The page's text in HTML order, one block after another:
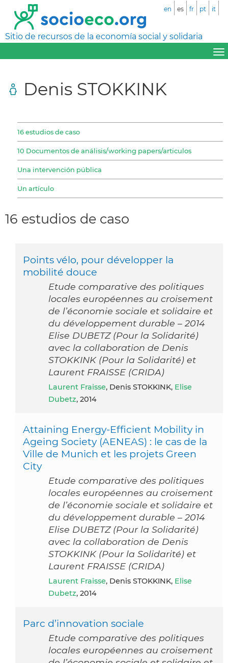
Sitio de recursos de la economía social y solidaria
en es fr pt it
Denis STOKKINK
16 estudios de caso
10 Documentos de análisis/working papers/articulos
Una intervención pública
Un artículo
16 estudios de caso
Points vélo, pour développer la
mobilité douce
Etude comparative des politiques
locales européennes au croisement
de l’économie sociale et solidaire et
du développement durable – 2014
Elise DUBETZ (Pour la Solidarité)
avec la collaboration de Denis
STOKKINK (Pour la Solidarité) et
Laurent FRAISSE (CRIDA)
Laurent Fraisse, Denis STOKKINK, Elise
Dubetz, 2014
Attaining Energy-Efficient Mobility in
Ageing Society (AENEAS) : le cas de la
Ville de Munich et les projets Green
City
Etude comparative des politiques
locales européennes au croisement
de l’économie sociale et solidaire et
du développement durable – 2014
Elise DUBETZ (Pour la Solidarité)
avec la collaboration de Denis
STOKKINK (Pour la Solidarité) et
Laurent FRAISSE (CRIDA)
Laurent Fraisse, Denis STOKKINK, Elise
Dubetz, 2014
Parc d’innovation sociale
Etude comparative des politiques
locales européennes au croisement